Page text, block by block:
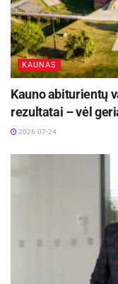
2026-
Registruotis tel.
info@linuva.
KAUNAS
Kauno abiturientų
rezultatai – vėl
2026-07-24